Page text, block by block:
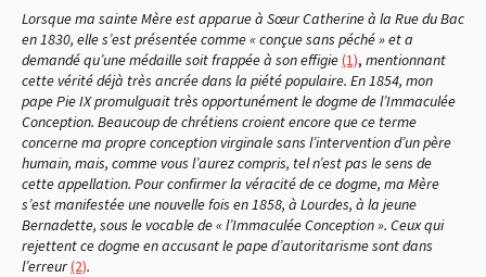
Lorsque ma sainte Mère est apparue à Sœur Catherine à la Rue du Bac
en 1830, elle s’est présentée comme « conçue sans péché » et a
demandé qu’une médaille soit frappée à son effigie(1), mentionnant
cette vérité déjà très ancrée dans la piété populaire. En 1854, mon
pape Pie IX promulguait très opportunément le dogme de l’Immaculée
Conception. Beaucoup de chrétiens croient encore que ce terme
concerne ma propre conception virginale sans l’intervention d’un père
humain, mais, comme vous l’aurez compris, tel n’est pas le sens de
cette appellation. Pour confirmer la véracité de ce dogme, ma Mère
s’est manifestée une nouvelle fois en 1858, à Lourdes, à la jeune
Bernadette, sous le vocable de « l’Immaculée Conception ». Ceux qui
rejettent ce dogme en accusant le pape d’autoritarisme sont dans
l’erreur(2).